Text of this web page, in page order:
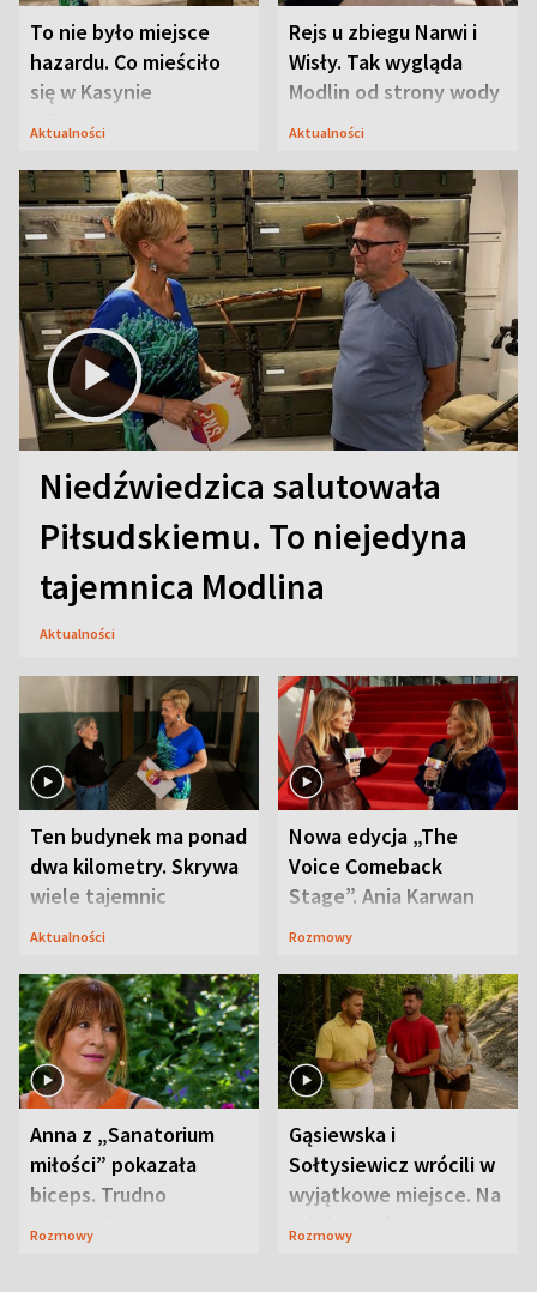
To nie było miejsce
hazardu. Co mieściło
się w Kasynie
Oficerskim?
Aktualności
Rejs u zbiegu Narwi i
Wisły. Tak wygląda
Modlin od strony wody
Aktualności
Niedźwiedzica salutowała
Piłsudskiemu. To niejedyna
tajemnica Modlina
Aktualności
Ten budynek ma ponad
dwa kilometry. Skrywa
wiele tajemnic
Aktualności
Nowa edycja „The
Voice Comeback
Stage”. Ania Karwan
zapowiada
Rozmowy
Anna z „Sanatorium
miłości” pokazała
biceps. Trudno
uwierzyć, co przeszła
Rozmowy
Gąsiewska i
Sołtysiewicz wrócili w
wyjątkowe miejsce. Na
szlaku czekał
Rozmowy